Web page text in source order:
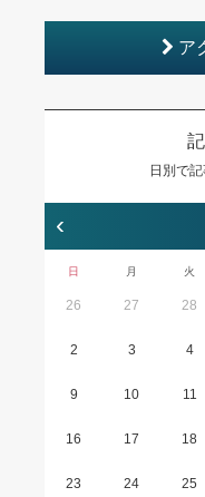
ア
日別で
‹
日 月 火
26 27 28
2 3 4
9 10 11
16 17 18
23 24 25